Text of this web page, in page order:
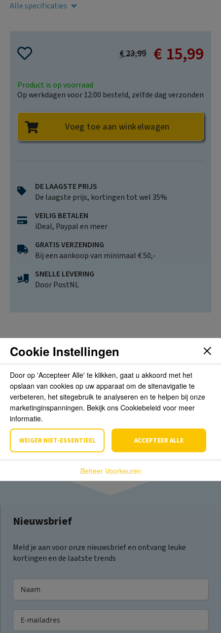
Verschijningsdatum
Alle specificaties
Special
Price
€ 15,99
€ 23,99
Product is op voorraad
Op werkdagen voor 12:00 besteld, zelfde dag verzonden
Voeg toe aan winkelwagen
DE LAAGSTE PRIJS
De laagste prijs, kortingen tot wel 35%
VEILIG BETALEN
iDeal, Paypal en meer
GRATIS VERZENDING
Bij een aankoop van minimaal € 50,-
SNELLE LEVERING
Door PostNL
Beoordelingen
Schrijf de eerste review over dit product
Schrijf een beoordeling
Nieuwsbrief
Meld je aan voor onze nieuwsbrief en ontvang leuke
kortingen en de laatste trends
Cookie Instellingen
Door op 'Accepteer Alle' te klikken, gaat u akkoord met het
opslaan van cookies op uw apparaat om de sitenavigatie te
verbeteren, het sitegebruik te analyseren en te helpen bij onze
marketinginspanningen. Bekijk ons Cookiebeleid voor meer
informatie.
WEIGER NIET-ESSENTIEEL ACCEPTEER ALLE
Beheer Voorkeuren